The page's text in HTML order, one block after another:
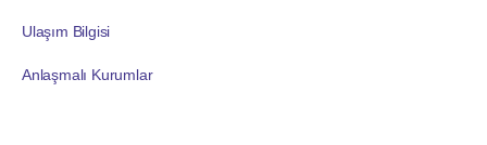
Ulaşım Bilgisi
Anlaşmalı Kurumlar